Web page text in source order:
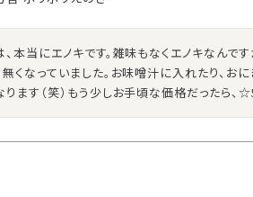
、本当にエノキです。雑味もなくエノキなんで
無くなっていました。お味噌汁に入れたり、
ります（笑）もう少しお手頃な価格だったら、☆5